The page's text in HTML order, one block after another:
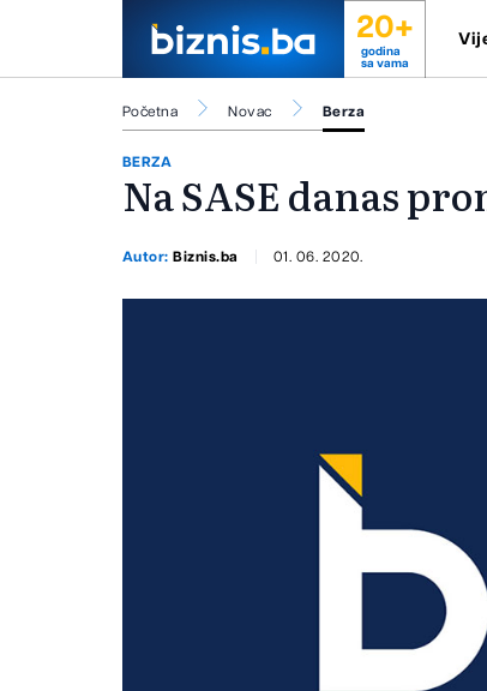
20+
godina
sa vama
Početna Novac Berza
BERZA
Na SASE danas
Autor:Biznis.ba 01. 06. 2020.